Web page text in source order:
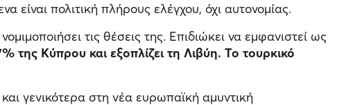
είναι πολιτική πλήρους ελέγχου, όχι αυτονομίας.
τις θέσεις της. Επιδιώκει να εμφανιστεί ως
της Κύπρου και εξοπλίζει τη Λιβύη. Το τουρκικό
γενικότερα στη νέα ευρωπαϊκή αμυντική